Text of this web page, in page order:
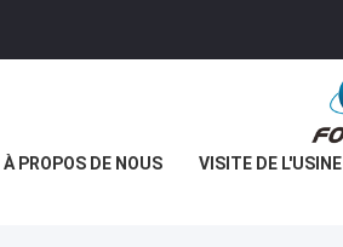
À PROPOS DE NOUS VISITE DE L'USINE